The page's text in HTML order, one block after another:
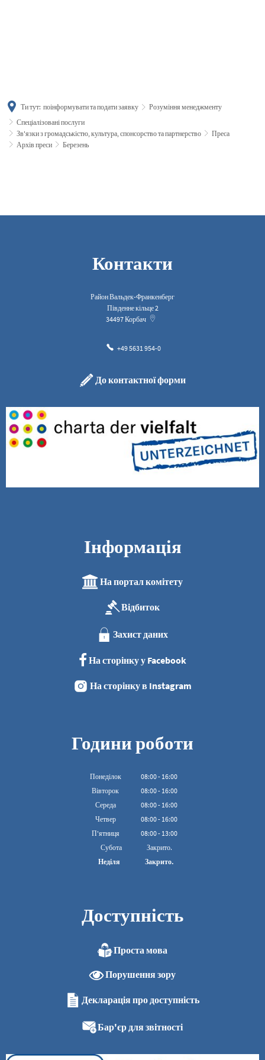
Ти тут: поінформувати та подати заявку
Розуміння менеджменту
Спеціалізовані послуги
Зв'язки з громадськістю, культура, спонсорство та партнерство
Преса
Архів преси
Березень
Контакти
Район Вальдек-Франкенберг
Південне кільце 2
34497Корбач
+49 5631 954-0
До контактної форми
Інформація
На портал комітету
Відбиток
Захист даних
На сторінку у Facebook
На сторінку в Instagram
Години роботи
Понеділок 08:00- 16:00
З 08:00 до 16:00
Вівторок 08:00- 16:00
З 08:00 до 16:00
Середа 08:00- 16:00
З 08:00 до 16:00
Четвер 08:00- 16:00
З 08:00 до 16:00
П'ятниця 08:00- 13:00
З 08:00 до 13:00
Субота
Закрито.
Неділя
Закрито.
Доступність
Проста мова
Порушення зору
Декларація про доступність
Бар'єр для звітності